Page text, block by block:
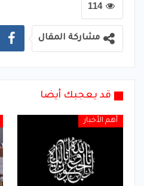
114
مشاركة المقال
قد يعجبك أيضا
أهم الأخبار